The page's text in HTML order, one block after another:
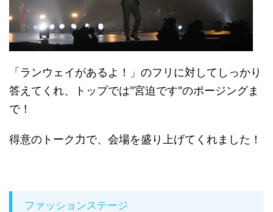
「ランウェイがあるよ！」のフリに対してしっかり
答えてくれ、トップでは"宮迫です"のポージングま
で！
得意のトーク力で、会場を盛り上げてくれました！
ファッションステージ